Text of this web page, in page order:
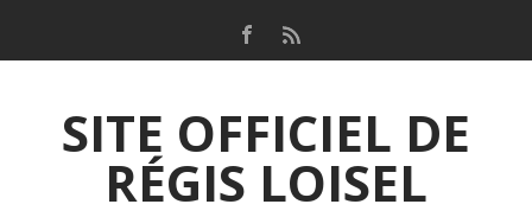
SITE OFFICIEL DE
RÉGIS LOISEL